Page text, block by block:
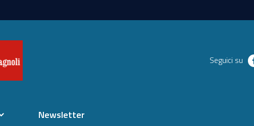
Seguici su
Newsletter